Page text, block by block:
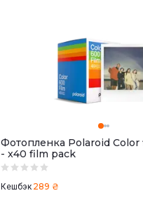
Фотопленка Polaroid
- x40 film pack
Кешбэк 289 ₴